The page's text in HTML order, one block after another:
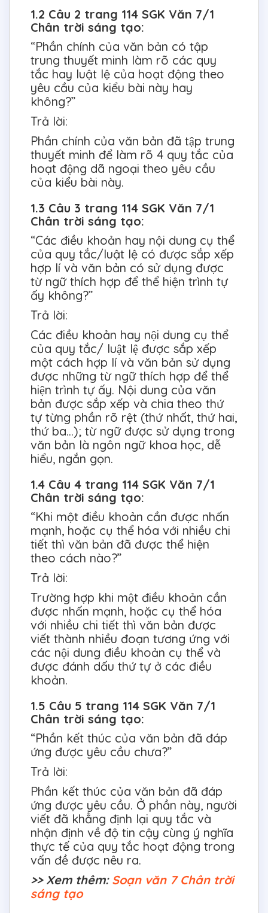
1.2 Câu 2 trang 114 SGK Văn 7/1
Chân trời sáng tạo:
“Phần chính của văn bản có tập
trung thuyết minh làm rõ các quy
tắc hay luật lệ của hoạt động theo
yêu cầu của kiểu bài này hay
không?”
Trả lời:
Phần chính của văn bản đã tập trung
thuyết minh để làm rõ 4 quy tắc của
hoạt động dã ngoại theo yêu cầu
của kiểu bài này.
1.3 Câu 3 trang 114 SGK Văn 7/1
Chân trời sáng tạo:
“Các điều khoản hay nội dung cụ thể
của quy tắc/luật lệ có được sắp xếp
hợp lí và văn bản có sử dụng được
từ ngữ thích hợp để thể hiện trình tự
ấy không?”
Trả lời:
Các điều khoản hay nội dung cụ thể
của quy tắc/ luật lệ được sắp xếp
một cách hợp lí và văn bản sử dụng
được những từ ngữ thích hợp để thể
hiện trình tự ấy. Nội dung của văn
bản được sắp xếp và chia theo thứ
tự từng phần rõ rệt (thứ nhất, thứ hai,
thứ ba…); từ ngữ được sử dụng trong
văn bản là ngôn ngữ khoa học, dễ
hiểu, ngắn gọn.
1.4 Câu 4 trang 114 SGK Văn 7/1
Chân trời sáng tạo:
“Khi một điều khoản cần được nhấn
mạnh, hoặc cụ thể hóa với nhiều chi
tiết thì văn bản đã được thể hiện
theo cách nào?”
Trả lời:
Trường hợp khi một điều khoản cần
được nhấn mạnh, hoặc cụ thể hóa
với nhiều chi tiết thì văn bản được
viết thành nhiều đoạn tương ứng với
các nội dung điều khoản cụ thể và
được đánh dấu thứ tự ở các điều
khoản.
1.5 Câu 5 trang 114 SGK Văn 7/1
Chân trời sáng tạo:
“Phần kết thúc của văn bản đã đáp
ứng được yêu cầu chưa?”
Trả lời:
Phần kết thúc của văn bản đã đáp
ứng được yêu cầu. Ở phần này, người
viết đã khẳng định lại quy tắc và
nhận định về độ tin cậy cùng ý nghĩa
thực tế của quy tắc hoạt động trong
vấn đề được nêu ra.
>> Xem thêm: Soạn văn 7 Chân trời
sáng tạo